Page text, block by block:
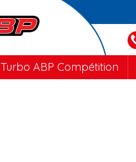
Turbo ABP Compétition